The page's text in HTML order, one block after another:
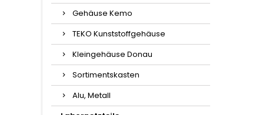
Gehäuse Kemo
TEKO Kunststoffgehäuse
Kleingehäuse Donau
Sortimentskasten
Alu, Metall